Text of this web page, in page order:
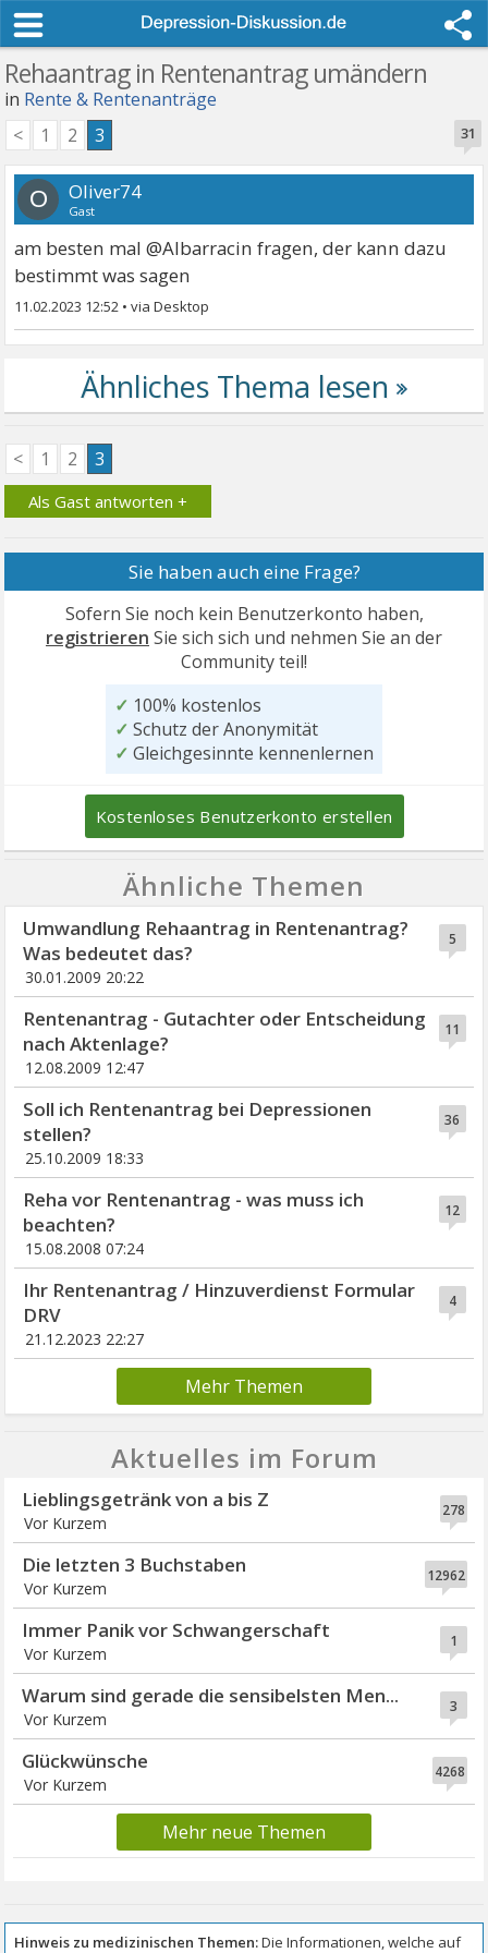
Rehaantrag in Rentenantrag umändern
in Rente & Rentenanträge
31
< 1 2 3
O Oliver74
Gast
am besten mal @Albarracin fragen, der kann dazu
bestimmt was sagen
11.02.2023 12:52 •
< 1 2 3
Als Gast antworten +
Sie haben auch eine Frage?
Sofern Sie noch kein Benutzerkonto haben,
registrieren Sie sich sich und nehmen Sie an der
Community teil!
✓ 100% kostenlos
✓ Schutz der Anonymität
✓ Gleichgesinnte kennenlernen
Kostenloses Benutzerkonto erstellen
Ähnliche Themen
5
Umwandlung Rehaantrag in Rentenantrag?
Was bedeutet das?
30.01.2009 20:22
11
Rentenantrag - Gutachter oder Entscheidung
nach Aktenlage?
12.08.2009 12:47
36
Soll ich Rentenantrag bei Depressionen
stellen?
25.10.2009 18:33
12
Reha vor Rentenantrag - was muss ich
beachten?
15.08.2008 07:24
4
Ihr Rentenantrag / Hinzuverdienst Formular
DRV
21.12.2023 22:27
Mehr Themen
Aktuelles im Forum
278
Lieblingsgetränk von a bis Z
Vor Kurzem
12962
Die letzten 3 Buchstaben
Vor Kurzem
1
Immer Panik vor Schwangerschaft
Vor Kurzem
3
Warum sind gerade die sensibelsten Men...
Vor Kurzem
4268
Glückwünsche
Vor Kurzem
Mehr neue Themen